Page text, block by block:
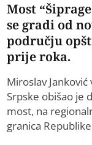
Most
se gradi od
području
prije roka.
Miroslav
Srpske obišao je
most, na
granica